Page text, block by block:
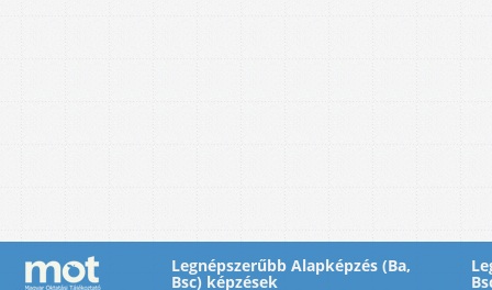
Legnépszerűbb Alapképzés (Ba,
Bsc) képzések